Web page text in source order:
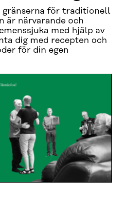
gränserna för traditionell
är närvarande och
med hjälp av
dig med recepten och
för din egen